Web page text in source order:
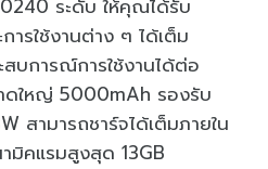
ระดับ ให้คุณได้รับ
ารใช้งานต่าง ๆ ได้เต็ม
บการณ์การใช้งานได้ต่อ
ดใหญ่ 5000mAh รองรับ
สามารถชาร์จได้เต็มภายใน
มิคแรมสูงสุด 13GB